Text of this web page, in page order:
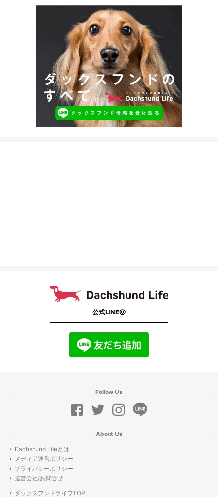
公式LINE@
Follow Us
About Us
Dachshund Lifeとは
メディア運営ポリシー
プライバシーポリシー
運営会社/お問合せ
ダックスフンドライフTOP